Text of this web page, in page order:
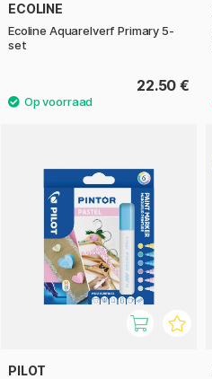
ECOLINE
Ecoline Aquarelverf Primary 5-
set
22.50 €
PILOT